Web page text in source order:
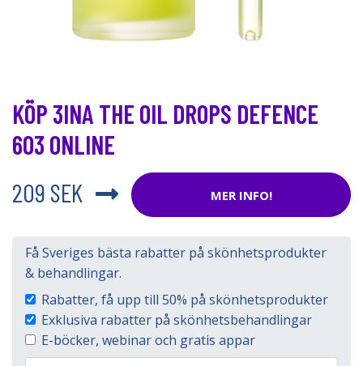
KÖP 3INA THE OIL DROPS DEFENCE
603 ONLINE
209 SEK
MER INFO!
Få Sveriges bästa rabatter på skönhetsprodukter
& behandlingar.
Rabatter, få upp till 50% på skönhetsprodukter
Exklusiva rabatter på skönhetsbehandlingar
E-böcker, webinar och gratis appar